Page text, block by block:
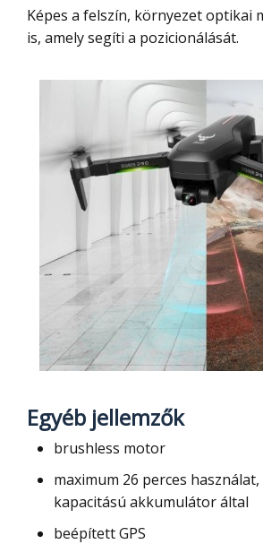
Képes a felszín, környezet optikai megfigyelésére
is, amely segíti a pozicionálását.
Egyéb jellemzők
brushless motor
maximum 26 perces használat,
kapacitású akkumulátor által
beépített GPS